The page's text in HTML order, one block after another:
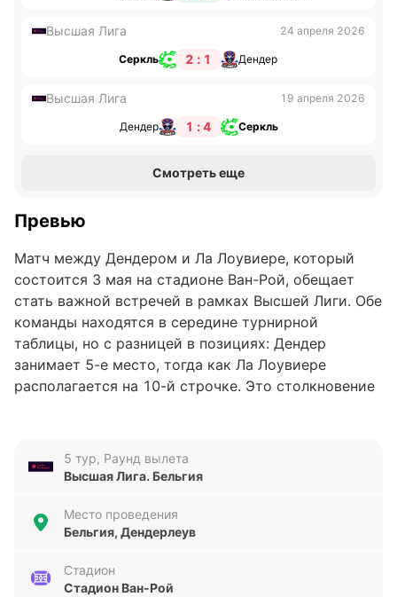
Высшая Лига 24 апреля 2026
Серкль 2 : 1 Дендер
Высшая Лига 19 апреля 2026
Дендер 1 : 4 Серкль
Смотреть еще
Превью
Матч между Дендером и Ла Лоувиере, который
состоится 3 мая на стадионе Ван-Рой, обещает
стать важной встречей в рамках Высшей Лиги. Обе
команды находятся в середине турнирной
таблицы, но с разницей в позициях: Дендер
занимает 5-е место, тогда как Ла Лоувиере
располагается на 10-й строчке. Это столкновение
Анализ формы команд
неоднозначно: три поражения, одна ничья и одна
пропустив 11. Это говорит о проблемах в обороне
и некоторой нестабильности в атаке. Ла Лоувиере,
5 тур, Раунд вылета
Высшая Лига. Бельгия
Место проведения
Бельгия, Дендерлеув
Стадион
Стадион Ван-Рой